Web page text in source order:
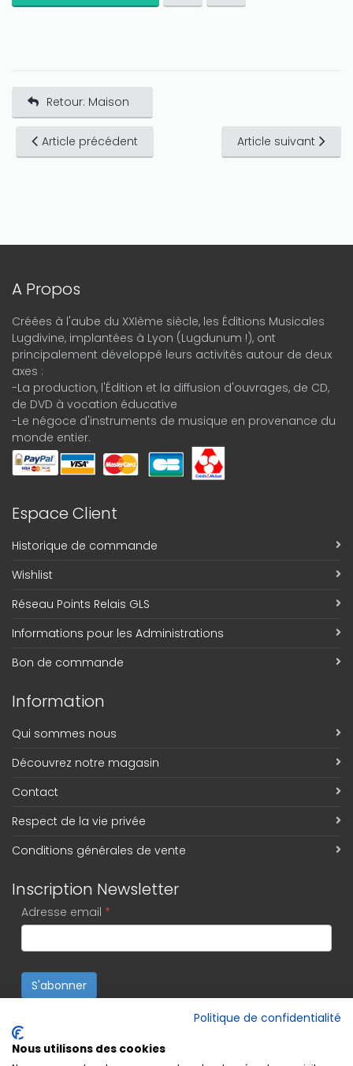
Retour: Maison
Article précédent Article suivant
A Propos
Créées à l'aube du XXIème siècle, les Éditions Musicales
Lugdivine, implantées à Lyon (Lugdunum !), ont
principalement développé leurs activités autour de deux
axes :
-La production, l'Édition et la diffusion d'ouvrages, de CD,
de DVD à vocation éducative
-Le négoce d'instruments de musique en provenance du
monde entier.
Espace Client
Historique de commande
Wishlist
Réseau Points Relais GLS
Informations pour les Administrations
Bon de commande
Information
Qui sommes nous
Découvrez notre magasin
Contact
Respect de la vie privée
Conditions générales de vente
Inscription Newsletter
Adresse email *
S'abonner
Politique de confidentialité
Nous utilisons des cookies